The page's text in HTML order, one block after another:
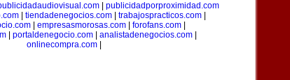
| publicidadporproximidad.com
tiendadenegocios.com trabajospracticos.com
empresasmorosas.com forofans.com
| portaldenegocio.com| analistadenegocios.com|
onlinecompra.com|